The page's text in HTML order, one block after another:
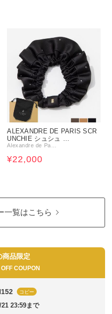
ALEXANDRE DE PARIS SCR
UNCHIE シュシュ …
Alexandre de Pa…
¥22,000
一覧はこちら
品限定
OFF COUPON
コピー
23:59まで